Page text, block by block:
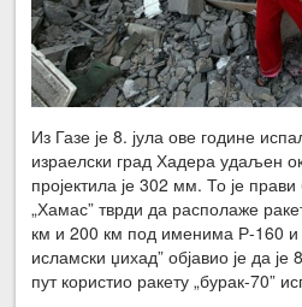
Из Газе је 8. јула ове године
израелски град Хадера удаљен
пројектила је 302 мм. То је прави
„Хамас” тврди да располаже
км и 200 км под именима Р-160 и
исламски џихад” објавио је да је
пут користио ракету „бурак-70”